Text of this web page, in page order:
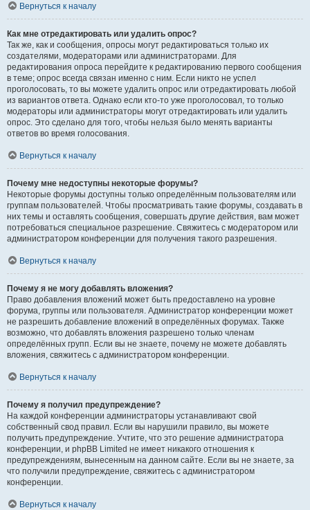
Вернуться к началу
Как мне отредактировать или удалить опрос?
Так же, как и сообщения, опросы могут редактироваться только их
создателями, модераторами или администраторами. Для
редактирования опроса перейдите к редактированию первого сообщения
в теме; опрос всегда связан именно с ним. Если никто не успел
проголосовать, то вы можете удалить опрос или отредактировать любой
из вариантов ответа. Однако если кто-то уже проголосовал, то только
модераторы или администраторы могут отредактировать или удалить
опрос. Это сделано для того, чтобы нельзя было менять варианты
ответов во время голосования.
Вернуться к началу
Почему мне недоступны некоторые форумы?
Некоторые форумы доступны только определённым пользователям или
группам пользователей. Чтобы просматривать такие форумы, создавать в
них темы и оставлять сообщения, совершать другие действия, вам может
потребоваться специальное разрешение. Свяжитесь с модератором или
администратором конференции для получения такого разрешения.
Вернуться к началу
Почему я не могу добавлять вложения?
Право добавления вложений может быть предоставлено на уровне
форума, группы или пользователя. Администратор конференции может
не разрешить добавление вложений в определённых форумах. Также
возможно, что добавлять вложения разрешено только членам
определённых групп. Если вы не знаете, почему не можете добавлять
вложения, свяжитесь с администратором конференции.
Вернуться к началу
Почему я получил предупреждение?
На каждой конференции администраторы устанавливают свой
собственный свод правил. Если вы нарушили правило, вы можете
получить предупреждение. Учтите, что это решение администратора
конференции, и phpBB Limited не имеет никакого отношения к
предупреждениям, вынесенным на данном сайте. Если вы не знаете, за
что получили предупреждение, свяжитесь с администратором
конференции.
Вернуться к началу